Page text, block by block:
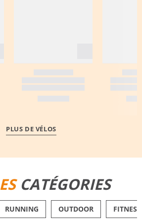
PLUS DE VÉLOS
CATÉGORIES
RUNNING OUTDOOR FITNESS